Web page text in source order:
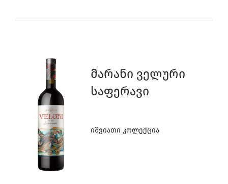
2
3
4
0
1
2
2
3
4
6
7
8
Მარანი Ველური
Საფერავი
Იშვიათი Კოლექცია